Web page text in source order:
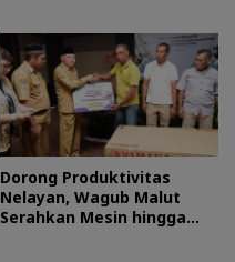
Dorong Produktivitas
Nelayan, Wagub Malut
Serahkan Mesin hingga